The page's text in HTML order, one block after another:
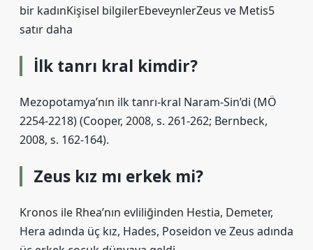
bir kadınKişisel bilgilerEbeveynlerZeus ve Metis5
satır daha
İlk tanrı kral kimdir?
Mezopotamya’nın ilk tanrı-kral Naram-Sin’di (MÖ
2254-2218) (Cooper, 2008, s. 261-262; Bernbeck,
2008, s. 162-164).
Zeus kız mı erkek mi?
Kronos ile Rhea’nın evliliğinden Hestia, Demeter,
Hera adında üç kız, Hades, Poseidon ve Zeus adında